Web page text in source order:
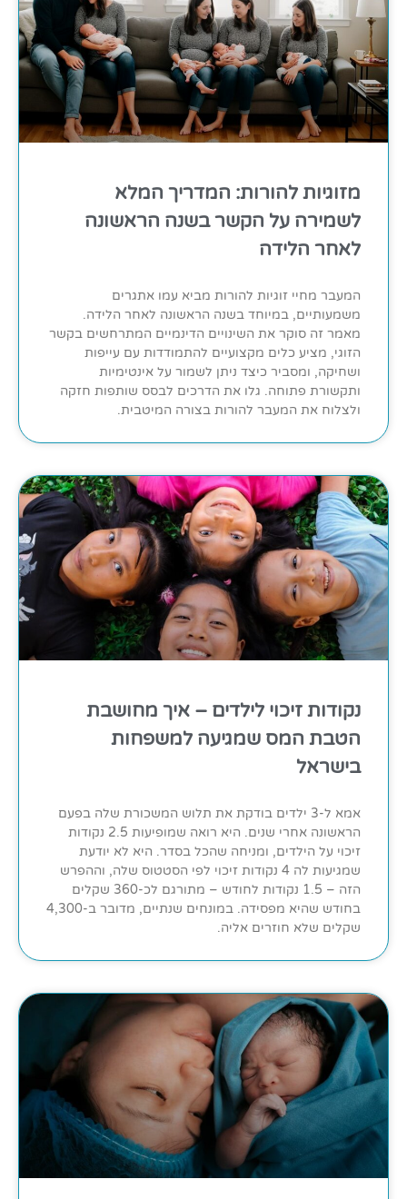
מזוגיות להורות: המדריך המלא
לשמירה על הקשר בשנה הראשונה
לאחר הלידה
המעבר מחיי זוגיות להורות מביא עמו אתגרים
משמעותיים, במיוחד בשנה הראשונה לאחר הלידה.
מאמר זה סוקר את השינויים הדינמיים המתרחשים בקשר
הזוגי, מציע כלים מקצועיים להתמודדות עם עייפות
ושחיקה, ומסביר כיצד ניתן לשמור על אינטימיות
ותקשורת פתוחה. גלו את הדרכים לבסס שותפות חזקה
ולצלוח את המעבר להורות בצורה המיטבית.
נקודות זיכוי לילדים – איך מחושבת
הטבת המס שמגיעה למשפחות
בישראל
אמא ל-3 ילדים בודקת את תלוש המשכורת שלה בפעם
הראשונה אחרי שנים. היא רואה שמופיעות 2.5 נקודות
זיכוי על הילדים, ומניחה שהכל בסדר. היא לא יודעת
שמגיעות לה 4 נקודות זיכוי לפי הסטטוס שלה, וההפרש
הזה – 1.5 נקודות לחודש – מתורגם לכ-360 שקלים
בחודש שהיא מפסידה. במונחים שנתיים, מדובר ב-4,300
שקלים שלא חוזרים אליה.